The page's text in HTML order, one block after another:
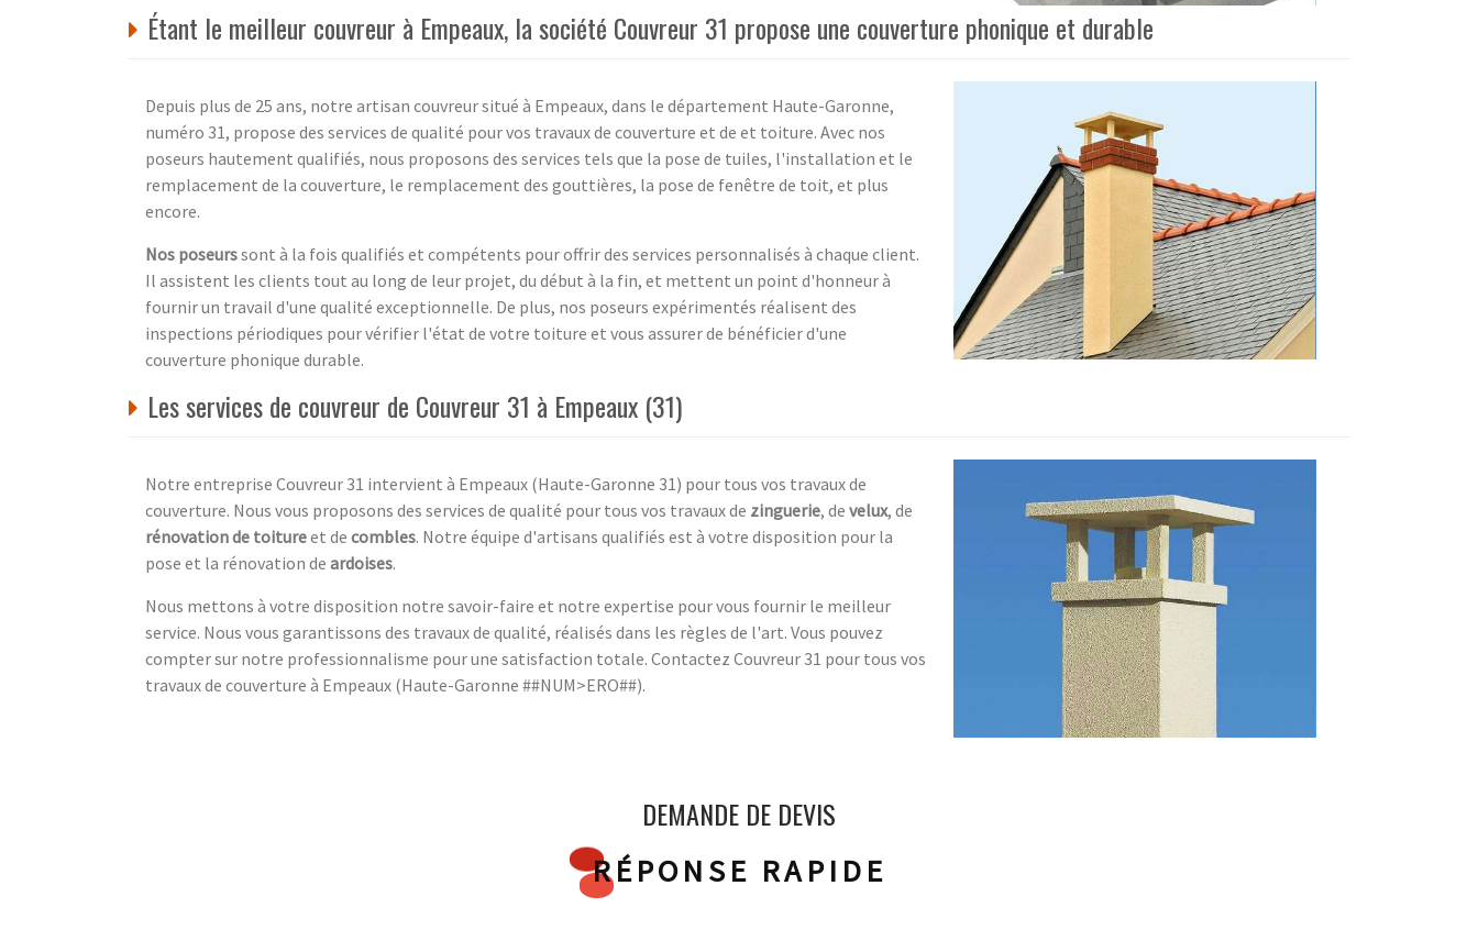
Étant le meilleur couvreur à Empeaux, la société Couvreur 31 propose une couverture phonique et durable
Depuis plus de 25 ans, notre artisan couvreur situé à Empeaux, dans le département Haute-Garonne,
numéro 31, propose des services de qualité pour vos travaux de couverture et de et toiture. Avec nos
poseurs hautement qualifiés, nous proposons des services tels que la pose de tuiles, l'installation et le
remplacement de la couverture, le remplacement des gouttières, la pose de fenêtre de toit, et plus
encore.
Nos poseurssont à la fois qualifiés et compétents pour offrir des services personnalisés à chaque client.
Il assistent les clients tout au long de leur projet, du début à la fin, et mettent un point d'honneur à
fournir un travail d'une qualité exceptionnelle. De plus, nos poseurs expérimentés réalisent des
inspections périodiques pour vérifier l'état de votre toiture et vous assurer de bénéficier d'une
couverture phonique durable.
Les services de couvreur de Couvreur 31 à Empeaux (31)
Notre entreprise Couvreur 31 intervient à Empeaux (Haute-Garonne 31) pour tous vos travaux de
couverture. Nous vous proposons des services de qualité pour tous vos travaux de zinguerie, de velux, de
rénovation de toitureet de combles. Notre équipe d'artisans qualifiés est à votre disposition pour la
pose et la rénovation de ardoises.
Nous mettons à votre disposition notre savoir-faire et notre expertise pour vous fournir le meilleur
service. Nous vous garantissons des travaux de qualité, réalisés dans les règles de l'art. Vous pouvez
compter sur notre professionnalisme pour une satisfaction totale. Contactez Couvreur 31 pour tous vos
travaux de couverture à Empeaux (Haute-Garonne ##NUM>ERO##).
DEMANDE DE DEVIS
RÉPONSE RAPIDE